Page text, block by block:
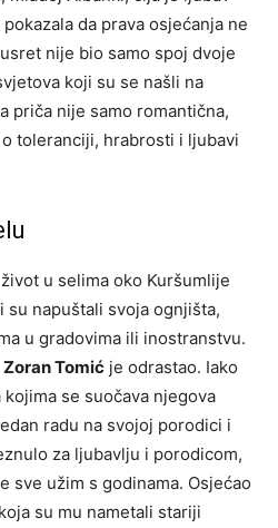
da prava osjećanja ne
nije bio samo spoj dvoje
koji su se našli na
priča nije samo romantična,
toleranciji, hrabrosti i ljubavi
u selima oko Kuršumlije
su napuštali svoja ognjišta,
u gradovima ili inostranstvu.
Zoran Tomić je odrastao. Iako
se suočava njegova
radu na svojoj porodici i
za ljubavlju i porodicom,
sve užim s godinama. Osjećao
su mu nametali stariji